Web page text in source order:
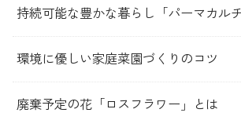
持続可能な豊かな暮らし「パーマカル
環境に優しい家庭菜園づくりのコツ
廃棄予定の花「ロスフラワー」とは